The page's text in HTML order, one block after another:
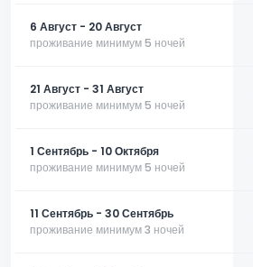
6 Август - 20 Август
проживание минимум 5 ночей
21 Август - 31 Август
проживание минимум 5 ночей
1 Сентябрь - 10 Октября
проживание минимум 5 ночей
11 Сентябрь - 30 Сентябрь
проживание минимум 3 ночей